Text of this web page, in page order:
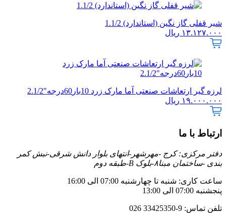
شیر قفلی گاز نگین (استاندارد) 1.1/2
۱۳.۱۲۷.۰۰۰ ریال
لرزه گیر ارتعاشات صنعتی آما مارک زرد 10بار60درجه"2.1/2
۱۹.۰۰۰.۰۰۰ ریال
ارتباط با ما
دفتر مرکزی: کرج -مهرشهر-انتهای بلوار دانش شرقی-نبش کمر
بندی -ساختمان مبنا۸-بلوک B-طبقه دوم
ساعت کاری: شنبه تا چهارشنبه 07:00 الی 16:00
پنجشنبه 07:00 الی 13:00
تلفن تماس: 33425350-9 026